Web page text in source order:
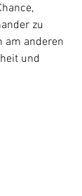
zu
am anderen
und